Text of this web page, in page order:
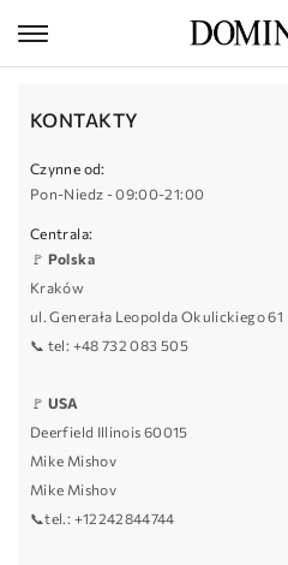
KONTAKTY
Czynne od:
Pon-Niedz - 09:00-21:00
Centrala:
🚩 Polska
Kraków
ul. Generała Leopolda Okulickiego 61
📞 tel: +48 732 083 505
🚩 USA
Deerfield Illinois 60015
Mike Mishov
Mike Mishov
📞tel.: +12242844744